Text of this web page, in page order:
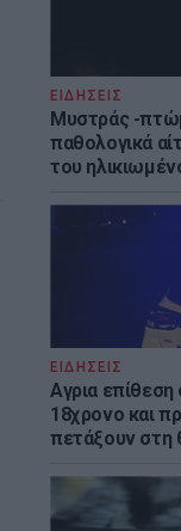
ΕΙΔΗΣΕΙΣ
Μυστράς -
παθολογικά
του
ΕΙΔΗΣΕΙΣ
Αγρια
18χρονο και
πετάξουν στη